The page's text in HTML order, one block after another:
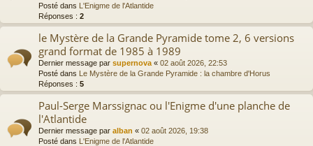
Posté dans L'Enigme de l'Atlantide
Réponses : 2
le Mystère de la Grande Pyramide tome 2, 6 versions
grand format de 1985 à 1989
Dernier message par supernova « 02 août 2026, 22:53
Posté dans Le Mystère de la Grande Pyramide : la chambre d'Horus
Réponses : 5
Paul-Serge Marssignac ou l'Enigme d'une planche de
l'Atlantide
Dernier message par alban « 02 août 2026, 19:38
Posté dans L'Enigme de l'Atlantide